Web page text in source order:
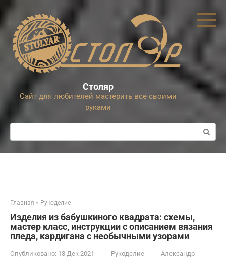
контенту
Столяр
Сайт для любителей мастерить все своими
руками
Главная » Рукоделие
Изделия из бабушкиного квадрата: схемы,
мастер класс, инструкции с описанием вязания
пледа, кардигана с необычными узорами
Опубликовано: 13 Дек 2021 Рукоделие
Александр